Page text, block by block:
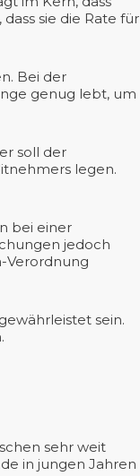
sie die Rate für
Bei der
genug lebt, um
soll der
legen.
bei einer
jedoch
Verordnung
sein.
sehr weit
in jungen Jahren